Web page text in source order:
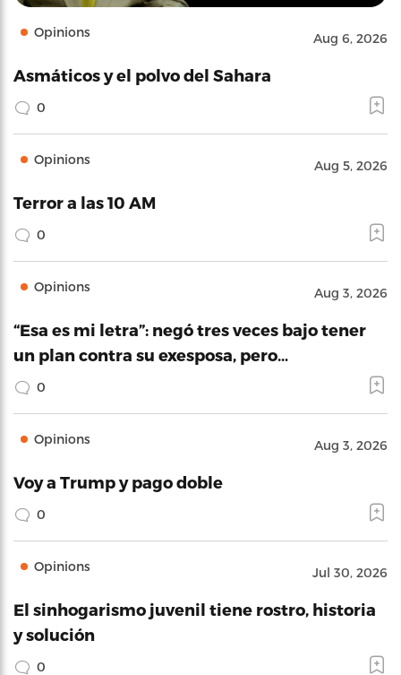
Opinions Aug 6, 2026
Asmáticos y el polvo del Sahara
0
Opinions Aug 5, 2026
Terror a las 10 AM
0
Opinions Aug 3, 2026
“Esa es mi letra”: negó tres veces bajo tener
un plan contra su exesposa, pero…
0
Opinions Aug 3, 2026
Voy a Trump y pago doble
0
Opinions Jul 30, 2026
El sinhogarismo juvenil tiene rostro, historia
y solución
0